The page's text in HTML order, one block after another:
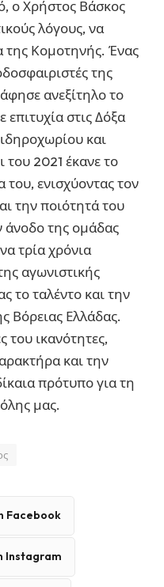
ο Χρήστος Βάσκος
λόγους, να
Κομοτηνής. Ένας
της
ανεξίτηλο το
επιτυχία στις Δόξα
και
του 2021 έκανε το
ενισχύοντας τον
την ποιότητά του
άνοδο της ομάδας
τρία χρόνια
αγωνιστικής
το ταλέντο και την
Βόρειας Ελλάδας.
του ικανότητες,
και την
πρότυπο για τη
μας.
Facebook
Instagram